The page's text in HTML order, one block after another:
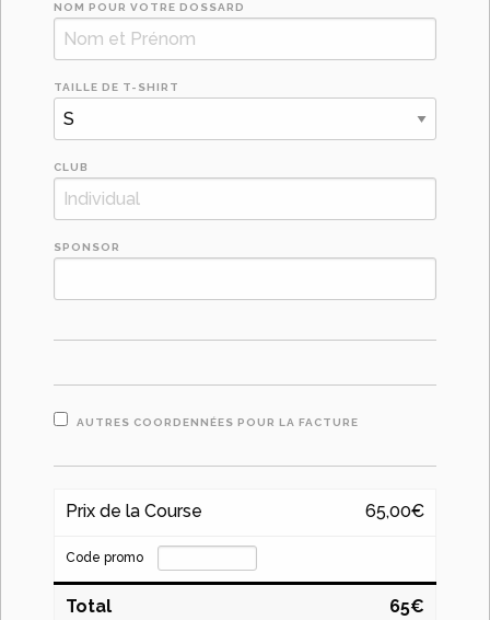
NOM POUR VOTRE DOSSARD
TAILLE DE T-SHIRT
CLUB
SPONSOR
AUTRES COORDENNÉES POUR LA FACTURE
Prix de la Course 65,00€
Code promo
Total 65€